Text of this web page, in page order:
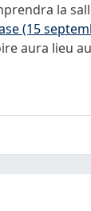
la
(15
aura lieu